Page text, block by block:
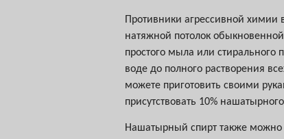
Противники агрессивной
натяжной потолок
простого мыла или
воде до полного растворения
можете приготовить своими
присутствовать 10%
Нашатырный спирт также